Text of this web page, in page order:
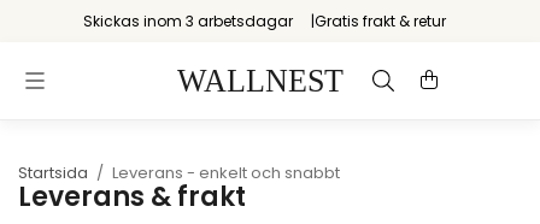
Skickas inom 3 arbetsdagar Gratis frakt & retur
Startsida / Leverans - enkelt och snabbt
Leverans & frakt